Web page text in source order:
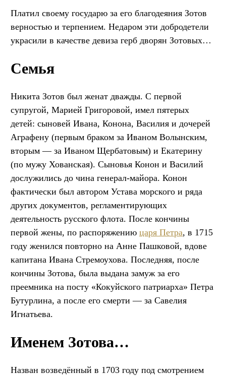
Платил своему государю за его благодеяния Зотов
верностью и терпением. Недаром эти добродетели
украсили в качестве девиза герб дворян Зотовых…
Семья
Никита Зотов был женат дважды. С первой
супругой, Марией Григоровой, имел пятерых
детей: сыновей Ивана, Конона, Василия и дочерей
Аграфену (первым браком за Иваном Волынским,
вторым — за Иваном Щербатовым) и Екатерину
(по мужу Хованская). Сыновья Конон и Василий
дослужились до чина генерал-майора. Конон
фактически был автором Устава морского и ряда
других документов, регламентирующих
деятельность русского флота. После кончины
первой жены, по распоряжению царя Петра, в 1715
году женился повторно на Анне Пашковой, вдове
капитана Ивана Стремоухова. Последняя, после
кончины Зотова, была выдана замуж за его
преемника на посту «Кокуйского патриарха» Петра
Бутурлина, а после его смерти — за Савелия
Игнатьева.
Именем Зотова…
Назван возведённый в 1703 году под смотрением